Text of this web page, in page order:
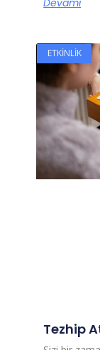
Devamı
ETKINLIK
Tezhip